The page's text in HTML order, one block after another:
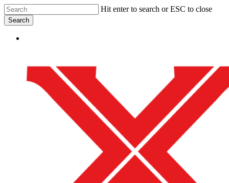
Skip
to
main
content
Hit enter to search or ESC to close
Search
Search